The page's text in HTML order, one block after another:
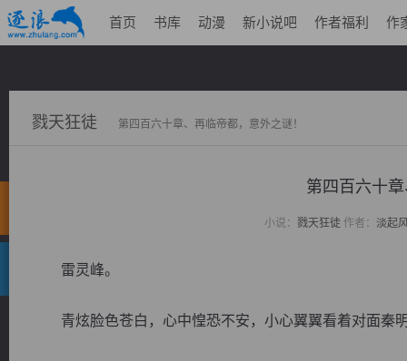
首页 书库 动漫 新小说吧 作者福利 作
戮天狂徒 第四百六十章、再临帝都，意外之谜！
第四百六十
小说： 戮天狂徒作者： 淡起
雷灵峰。
青炫脸色苍白，心中惶恐不安，小心翼翼看着对面秦